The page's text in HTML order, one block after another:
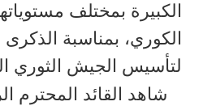
الكبيرة بمختلف
الكوري، بمناسبة الذكرى
لتأسيس الجيش الثوري
شاهد القائد المحترم